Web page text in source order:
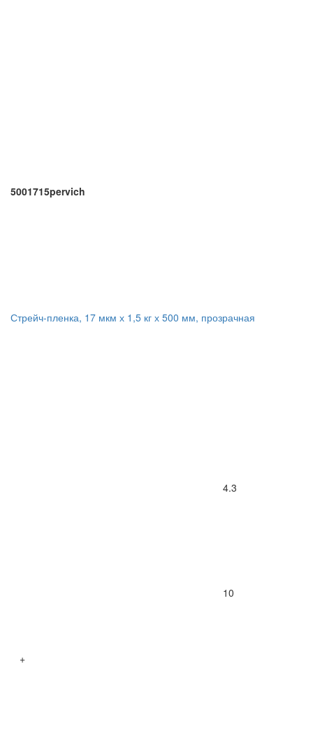
5001715pervich
Стрейч-пленка, 17 мкм х 1,5 кг х 500 мм, прозрачная
4.3
10
+